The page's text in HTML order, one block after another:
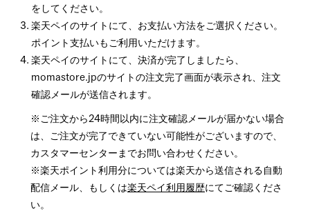
をしてください。
楽天ペイのサイトにて、お支払い方法をご選択ください。
ポイント支払いもご利用いただけます。
楽天ペイのサイトにて、決済が完了しましたら、
momastore.jpのサイトの注文完了画面が表示され、注文
確認メールが送信されます。
※ご注文から24時間以内に注文確認メールが届かない場合
は、ご注文が完了できていない可能性がございますので、
カスタマーセンターまでお問い合わせください。
※楽天ポイント利用分については楽天から送信される自動
配信メール、もしくは楽天ペイ利用履歴にてご確認くださ
い。